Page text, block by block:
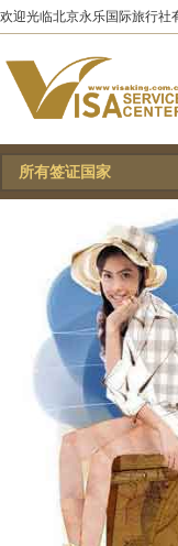
欢迎光临北京永乐国际旅行社
所有签证国家